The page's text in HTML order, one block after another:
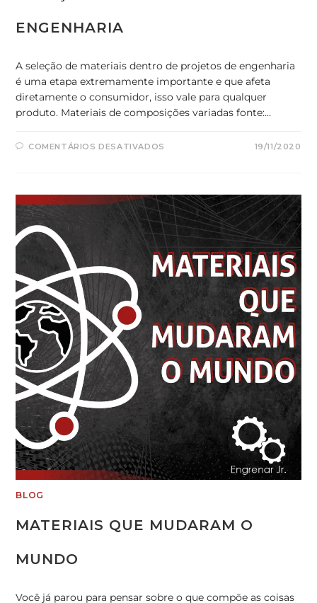
ENGENHARIA
A seleção de materiais dentro de projetos de engenharia
é uma etapa extremamente importante e que afeta
diretamente o consumidor, isso vale para qualquer
produto. Materiais de composições variadas fonte:…
COMENTÁRIOS DESATIVADOS
ENGENHARIA
19/11/2020
BLOG
MATERIAIS QUE MUDARAM O
MUNDO
Você já parou para pensar sobre o que compõe as coisas